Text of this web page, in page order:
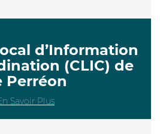
d’Information
(CLIC) de
Perréon
Savoir Plus